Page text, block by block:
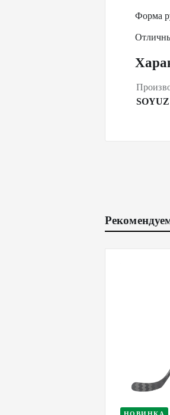
Форма
SOYUZ